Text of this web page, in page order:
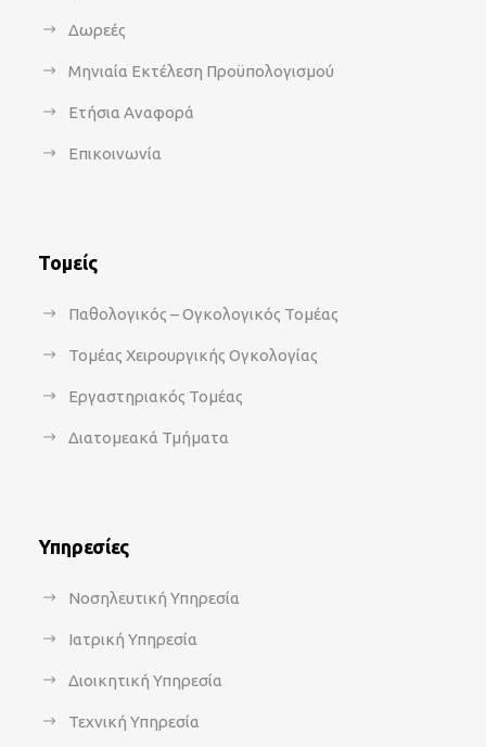
Δωρεές
Μηνιαία Εκτέλεση Προϋπολογισμού
Ετήσια Αναφορά
Επικοινωνία
Τομείς
Παθολογικός – Ογκολογικός Τομέας
Τομέας Χειρουργικής Ογκολογίας
Εργαστηριακός Τομέας
Διατομεακά Τμήματα
Υπηρεσίες
Νοσηλευτική Υπηρεσία
Ιατρική Υπηρεσία
Διοικητική Υπηρεσία
Τεχνική Υπηρεσία